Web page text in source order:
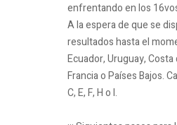
enfrentando en los
A la espera de que se
resultados hasta el
Ecuador, Uruguay,
Francia o Países Bajos.
C, E, F, H o I.